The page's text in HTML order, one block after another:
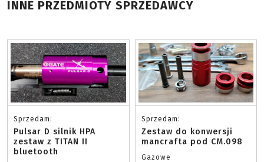
INNE PRZEDMIOTY SPRZEDAWCY
Sprzedam:
Pulsar D silnik HPA
zestaw z TITAN II
bluetooth
Sprzedam:
Zestaw do konwersji
mancrafta pod CM.098
Gazowe